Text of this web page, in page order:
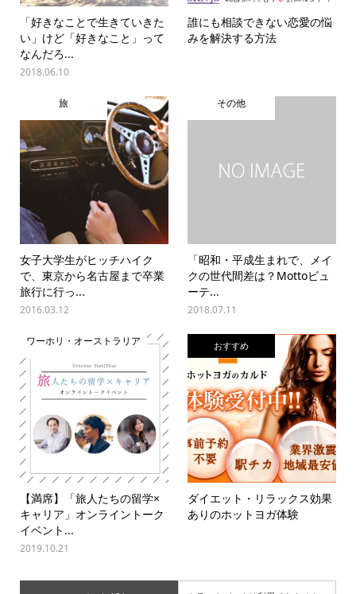
「好きなことで生きていきた
い」けど「好きなこと」って
なんだろ...
2018.06.10
誰にも相談できない恋愛の悩
みを解決する方法
旅
女子大学生がヒッチハイク
で、東京から名古屋まで卒業
旅行に行っ...
2016.03.12
その他
「昭和・平成生まれで、メイ
クの世代間差は？Mottoビュ
ーテ...
2018.07.11
ワーホリ・オーストラリア
【満席】「旅人たちの留学×
キャリア」オンライントーク
イベント...
2019.10.21
おすすめ
ダイエット・リラックス効果
ありのホットヨガ体験